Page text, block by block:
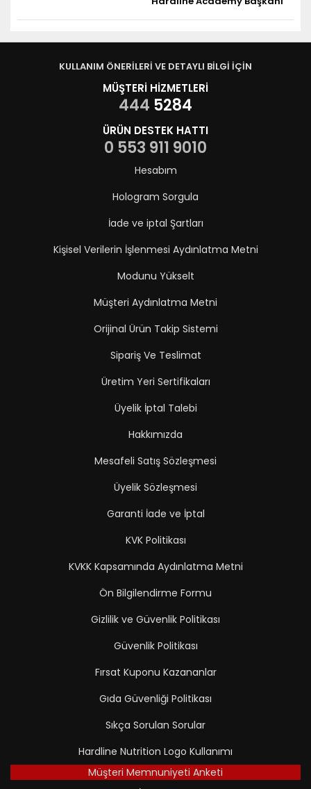
KULLANIM ÖNERİLERİ VE DETAYLI BİLGİ İÇİN
MÜŞTERİ HİZMETLERİ
444 5284
ÜRÜN DESTEK HATTI
0 553 911 9010
Hesabım
Hologram Sorgula
İade ve iptal Şartları
Kişisel Verilerin İşlenmesi Aydınlatma Metni
Modunu Yükselt
Müşteri Aydınlatma Metni
Orijinal Ürün Takip Sistemi
Sipariş Ve Teslimat
Üretim Yeri Sertifikaları
Üyelik İptal Talebi
Hakkımızda
Mesafeli Satış Sözleşmesi
Üyelik Sözleşmesi
Garanti İade ve İptal
KVK Politikası
KVKK Kapsamında Aydınlatma Metni
Ön Bilgilendirme Formu
Gizlilik ve Güvenlik Politikası
Güvenlik Politikası
Fırsat Kuponu Kazananlar
Gıda Güvenliği Politikası
Sıkça Sorulan Sorular
Hardline Nutrition Logo Kullanımı
Müşteri Memnuniyeti Anketi